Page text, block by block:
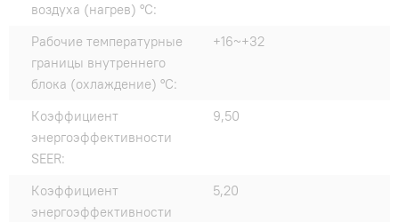
воздуха (нагрев) °C:
Рабочие температурные
границы внутреннего
блока (охлаждение) °C:
+16~+32
Коэффициент
энергоэффективности
SEER:
9,50
Коэффициент
энергоэффективности
5,20